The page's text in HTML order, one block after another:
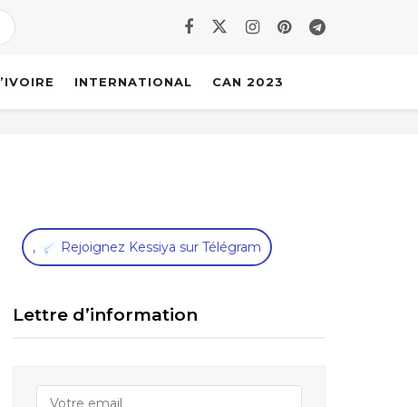
INTERNATIONAL CAN 2023
, Rejoignez Kessiya sur Télégram
Lettre d’information